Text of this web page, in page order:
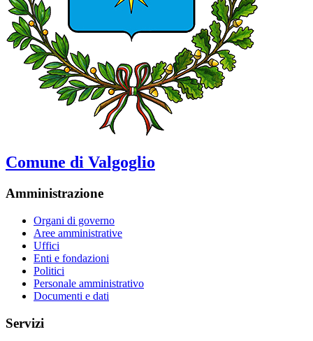
Comune di Valgoglio
Amministrazione
Organi di governo
Aree amministrative
Uffici
Enti e fondazioni
Politici
Personale amministrativo
Documenti e dati
Servizi